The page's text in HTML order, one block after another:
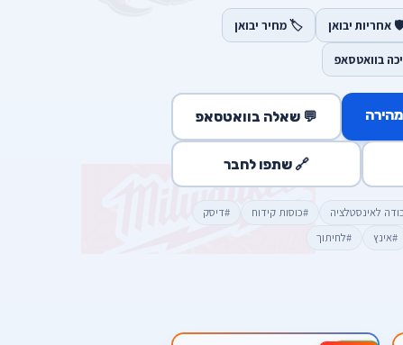
אחריות יבואן 🏷️ מחיר יבואן
בוואטסאפ
מהירה 💬 שאלה בוואטסאפ
🔗 שתפו לחבר
לאינסטלציה #כוסות קידוח
#דיסק
#אינץ #לחיתוך